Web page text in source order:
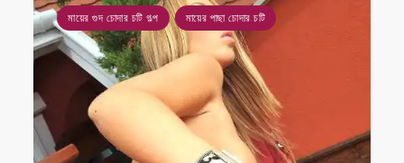
মায়ের গুদ চোদার চটি গল্প ,
মায়ের পাছা চোদার চটি